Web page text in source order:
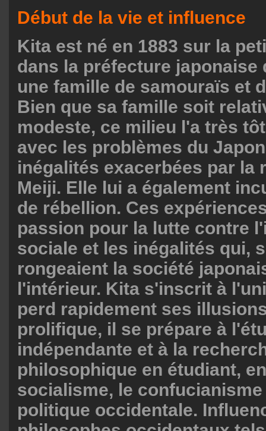
Début de la vie et influence
Kita est né en 1883 sur la
dans la préfecture japonaise
une famille de samouraïs et
Bien que sa famille soit
modeste, ce milieu l'a très
avec les problèmes du
inégalités exacerbées par la
Meiji. Elle lui a également
de rébellion. Ces
passion pour la lutte contre
sociale et les inégalités qui,
rongeaient la société
l'intérieur. Kita s'inscrit à
perd rapidement ses
prolifique, il se prépare à
indépendante et à la
philosophique en étudiant,
socialisme, le confucianisme
politique occidentale.